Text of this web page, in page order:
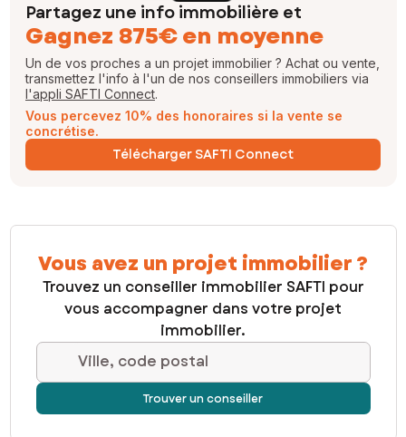
Partagez une info immobilière et
Gagnez 875€ en moyenne
Un de vos proches a un projet immobilier ? Achat ou vente,
transmettez l'info à l'un de nos conseillers immobiliers via
l'appli SAFTI Connect.
Vous percevez 10% des honoraires si la vente se
concrétise.
Télécharger SAFTI Connect
Vous avez un projet immobilier ?
Trouvez un conseiller immobilier SAFTI pour
vous accompagner dans votre projet
immobilier.
Ville, code postal
Trouver un conseiller